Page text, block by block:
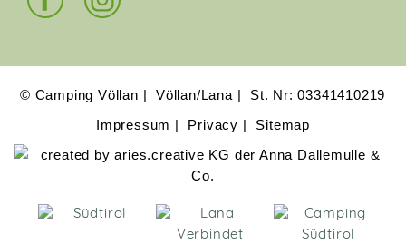
© Camping Völlan Völlan/Lana
St. Nr: 03341410219
Impressum
Privacy Sitemap